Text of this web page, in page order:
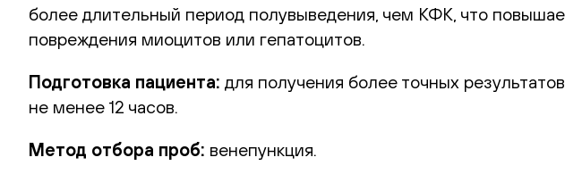
более длительный период полувыведения, чем КФК, что
повреждения миоцитов или гепатоцитов.
Подготовка пациента: для получения более точных
не менее 12 часов.
Метод отбора проб: венепункция.